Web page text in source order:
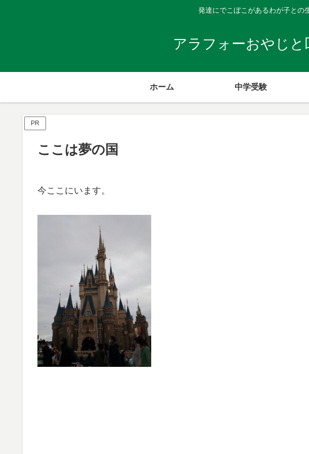
発達にでこぼこがあるわが子との
アラフォーおやじ
ホーム 中学受験
PR
ここは夢の国
今ここにいます。